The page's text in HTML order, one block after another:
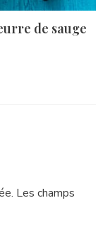
de sauge
Les champs